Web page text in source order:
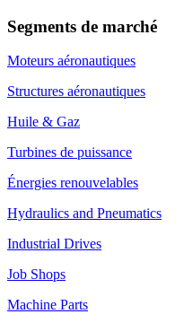
Segments de marché
Moteurs aéronautiques
Structures aéronautiques
Huile & Gaz
Turbines de puissance
Énergies renouvelables
Hydraulics and Pneumatics
Industrial Drives
Job Shops
Machine Parts